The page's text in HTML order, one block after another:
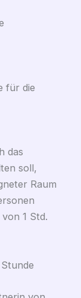
für die
das
soll,
Raum
1 Std.